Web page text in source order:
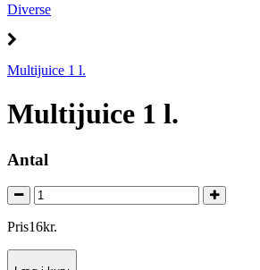
Diverse
Multijuice 1 l.
Multijuice 1 l.
Antal
Pris16kr.